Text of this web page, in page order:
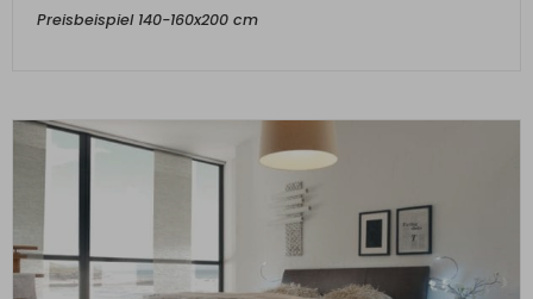
Preisbeispiel 140-160x200 cm